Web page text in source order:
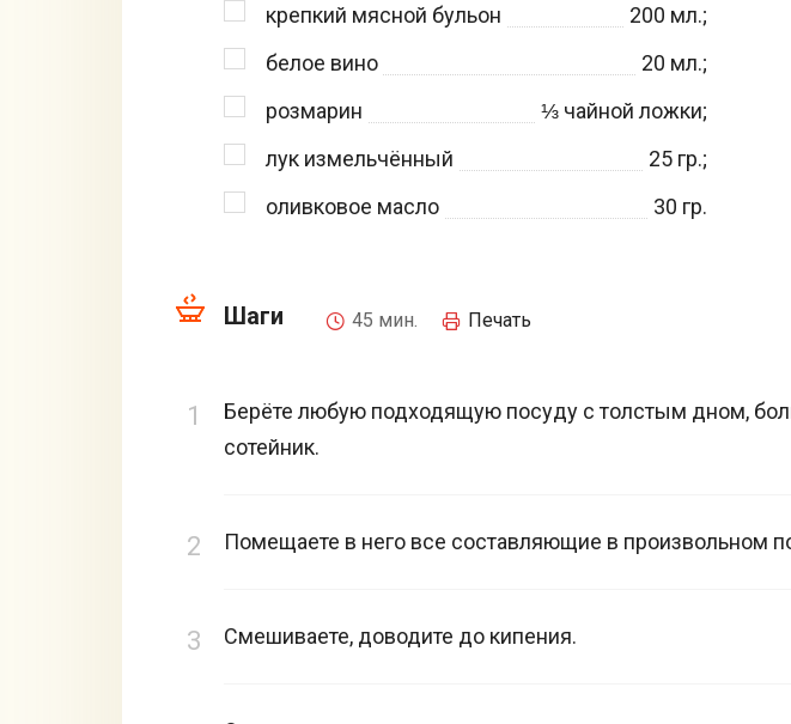
крепкий мясной бульон
200 мл.;
белое вино
20 мл.;
розмарин
⅓чайной ложки;
лук измельчённый
25гр.;
оливковое масло
30 гр.
Шаги 45 мин. Печать
Берёте любую подходящую посуду с толстым дном,
сотейник.
Помещаете в него все составляющие в произвольном
Смешиваете, доводите до кипения.